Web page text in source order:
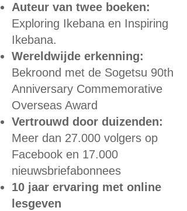
Auteur van twee boeken:
Exploring Ikebana en Inspiring
Ikebana.
Wereldwijde erkenning:
Bekroond met de Sogetsu 90th
Anniversary Commemorative
Overseas Award
Vertrouwd door duizenden:
Meer dan 27.000 volgers op
Facebook en 17.000
nieuwsbriefabonnees
10 jaar ervaring met online
lesgeven